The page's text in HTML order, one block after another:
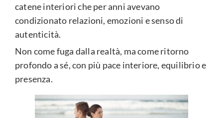
catene interiori che per anni avevano
condizionato relazioni, emozioni e senso di
autenticità.
Non come fuga dalla realtà, ma come ritorno
profondo a sé, con più pace interiore, equilibrio e
presenza.